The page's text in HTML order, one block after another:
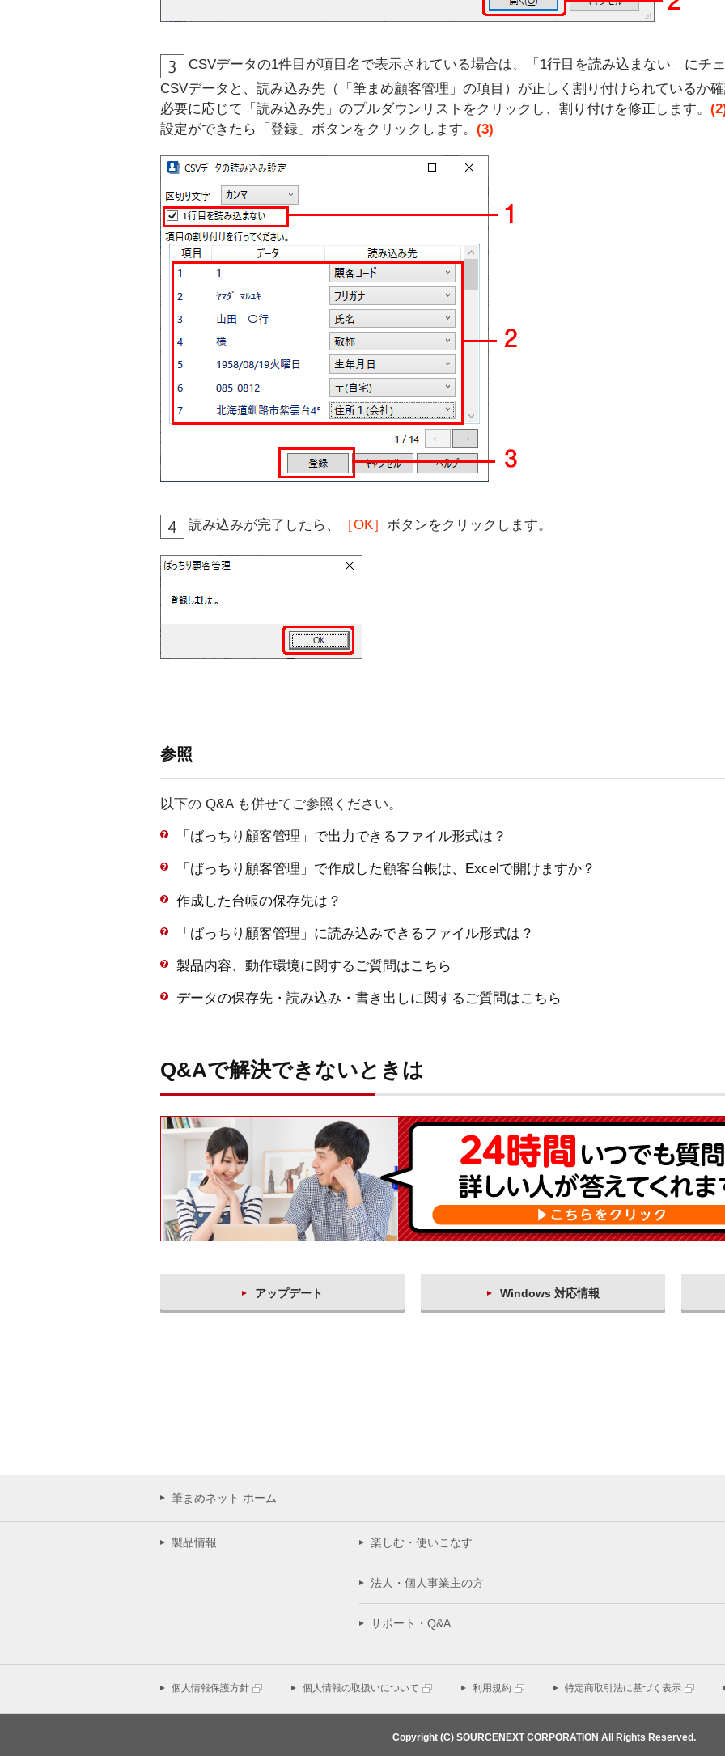
CSVデータの1件目が項目名で表示されている場合は、「1行目を読み込まない」にチェ
CSVデータと、読み込み先（「筆まめ顧客管理」の項目）が正しく割り付けられているか確
必要に応じて「読み込み先」のプルダウンリストをクリックし、割り付けを修正します。
設定ができたら「登録」ボタンをクリックします。 (3)
読み込みが完了したら、 ［OK］ ボタンをクリックします。
参照
以下の Q&A も併せてご参照ください。
「ばっちり顧客管理」で出力できるファイル形式は？
「ばっちり顧客管理」で作成した顧客台帳は、Excelで開けますか？
作成した台帳の保存先は？
「ばっちり顧客管理」に読み込みできるファイル形式は？
製品内容、動作環境に関するご質問はこちら
データの保存先・読み込み・書き出しに関するご質問はこちら
Q&Aで解決できないときは
アップデート Windows 対応情報
筆まめネット ホーム
製品情報 楽しむ・使いこなす
法人・個人事業主の方
サポート・Q&A
個人情報保護方針 個人情報の取扱いについて 利用規約 特定商取引法に基づく表示
Copyright (C) SOURCENEXT CORPORATION All Rights Reserved.